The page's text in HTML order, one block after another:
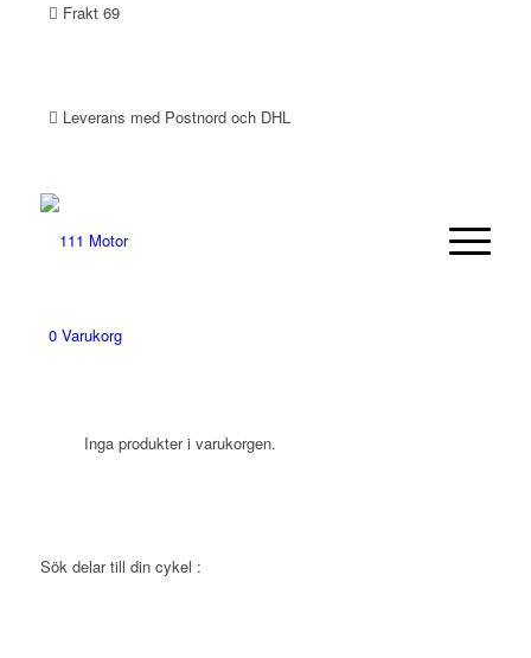
Frakt 69
Leverans med Postnord och DHL
0 Varukorg
Inga produkter i varukorgen.
Sök delar till din cykel :